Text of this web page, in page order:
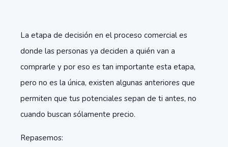
La etapa de decisión en el proceso comercial es
donde las personas ya deciden a quién van a
comprarle y por eso es tan importante esta etapa,
pero no es la única, existen algunas anteriores que
permiten que tus potenciales sepan de ti antes, no
cuando buscan sólamente precio.
Repasemos: